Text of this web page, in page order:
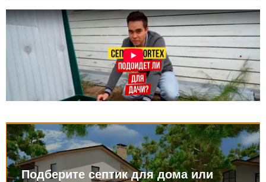
Подберите септик для дома или